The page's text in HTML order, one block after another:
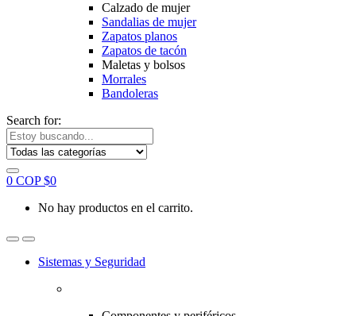
Calzado de mujer
Sandalias de mujer
Zapatos planos
Zapatos de tacón
Maletas y bolsos
Morrales
Bandoleras
Search for:
0 COP $0
No hay productos en el carrito.
Sistemas y Seguridad